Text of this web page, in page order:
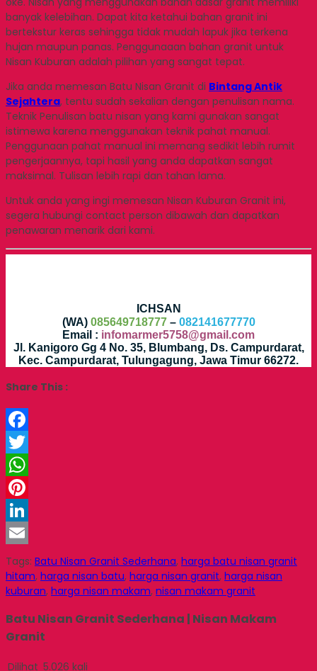
banyak kelebihan. Dapat kita ketahui bahan granit ini
bertekstur keras sehingga tidak mudah lapuk jika terkena
hujan maupun panas. Penggunaaan bahan granit untuk
Nisan Kuburan adalah pilihan yang sangat tepat.
Jika anda memesan Batu Nisan Granit di Bintang Antik
Sejahtera, tentu sudah sekalian dengan penulisan nama.
Teknik Penulisan batu nisan yang kami gunakan sangat
istimewa karena menggunakan teknik pahat manual.
Penggunaan pahat manual ini memang sedikit lebih rumit
pengerjaannya, tapi hasil yang anda dapatkan sangat
maksimal. Tulisan lebih rapi dan tahan lama.
Untuk anda yang ingi memesan Nisan Kuburan Granit ini,
segera hubungi contact person dibawah dan dapatkan
penawaran menarik dari kami.
ICHSAN
(WA) 085649718777– 082141677770
Email : infomarmer5758@gmail.com
Jl. Kanigoro Gg 4 No. 35, Blumbang, Ds. Campurdarat,
Kec. Campurdarat, Tulungagung, Jawa Timur 66272.
Share This :
Facebook
Twitter
WhatsApp
Pinterest
LinkedIn
Email
Tags: Batu Nisan Granit Sederhana, harga batu nisan granit
hitam, harga nisan batu, harga nisan granit, harga nisan
kuburan, harga nisan makam, nisan makam granit
Batu Nisan Granit Sederhana | Nisan Makam
Granit
Dilihat 5.026 kali